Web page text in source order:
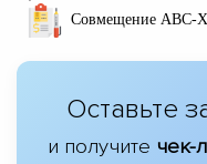
Совмещение ABC-
Оставьте
и получите чек-